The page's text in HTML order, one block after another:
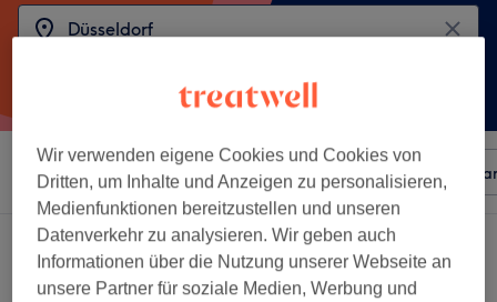
Sortieren nach Beliebiger Preis Besonderheiten
2 Salons die anbieten:extras haarentfernung in Düsseldorf
Wir verwenden eigene Cookies und Cookies von
Dritten, um Inhalte und Anzeigen zu personalisieren,
Medienfunktionen bereitzustellen und unseren
Datenverkehr zu analysieren. Wir geben auch
Informationen über die Nutzung unserer Webseite an
unsere Partner für soziale Medien, Werbung und